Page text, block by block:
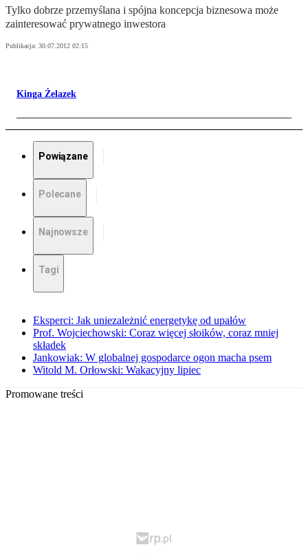
Tylko dobrze przemyślana i spójna koncepcja biznesowa może
zainteresować prywatnego inwestora
Publikacja: 30.07.2012 02:15
Kinga Żelazek
Powiązane
Polecane
Najnowsze
Tagi
Eksperci: Jak uniezależnić energetykę od upałów
Prof. Wojciechowski: Coraz więcej słoików, coraz mniej
składek
Jankowiak: W globalnej gospodarce ogon macha psem
Witold M. Orłowski: Wakacyjny lipiec
Promowane treści